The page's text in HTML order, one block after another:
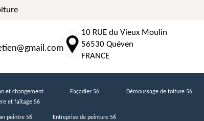
10 RUE du Vieux Moulin
56530 Quéven
FRANCE
et changement
et faîtage 56
Façadier 56 Démoussage de toiture 56
peintre 56 Entreprise de peinture 56